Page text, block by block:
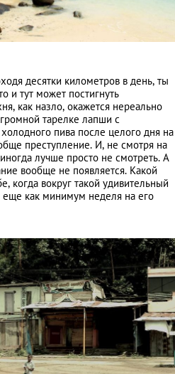
десятки километров в день, ты
и тут может постигнуть
как назло, окажется нереально
тарелке лапши с
пива после целого дня на
преступление. И, не смотря на
лучше просто не смотреть. А
вообще не появляется. Какой
когда вокруг такой удивительный
еще как минимум неделя на его